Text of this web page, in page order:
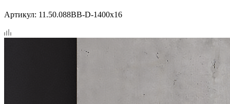
Артикул: 11.50.088BB-D-1400x16